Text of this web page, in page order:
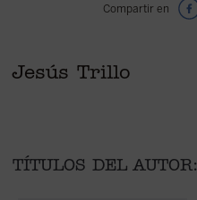
Compartir en
Jesús Trillo
TÍTULOS DEL AUTOR: